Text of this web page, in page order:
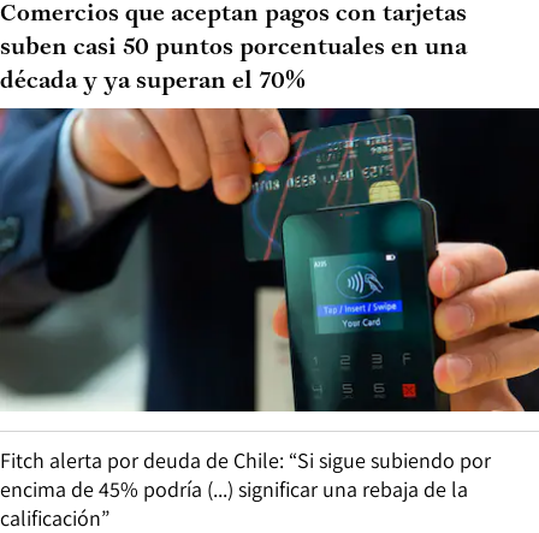
Comercios que aceptan pagos con tarjetas
suben casi 50 puntos porcentuales en una
década y ya superan el 70%
Fitch alerta por deuda de Chile: “Si sigue subiendo por
encima de 45% podría (...) significar una rebaja de la
calificación”